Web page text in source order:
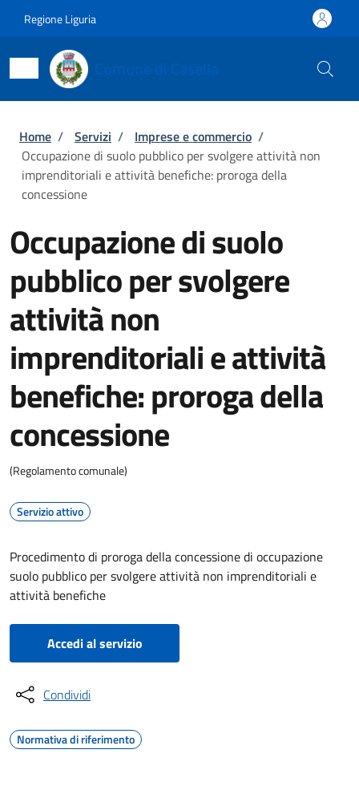
Regione Liguria
Briciole di pane
Home / Servizi / Imprese e commercio /
Occupazione di suolo pubblico per svolgere attività non
imprenditoriali e attività benefiche: proroga della
concessione
Occupazione di suolo
pubblico per svolgere
attività non
imprenditoriali e attività
benefiche: proroga della
concessione
(Regolamento comunale)
Servizio attivo
Procedimento di proroga della concessione di occupazione
suolo pubblico per svolgere attività non imprenditoriali e
attività benefiche
Accedi al servizio
Condividi
Normativa di riferimento